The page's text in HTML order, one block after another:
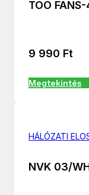
TOO
9 990 Ft
Megtekintés
HÁLÓZATI
NVK 03/